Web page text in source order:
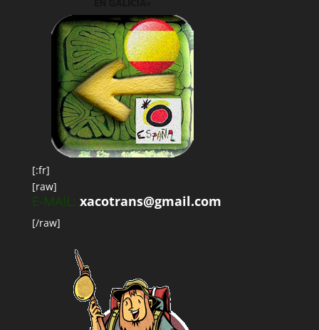
[:fr]
[raw]
E-MAIL: xacotrans@gmail.com
[/raw]